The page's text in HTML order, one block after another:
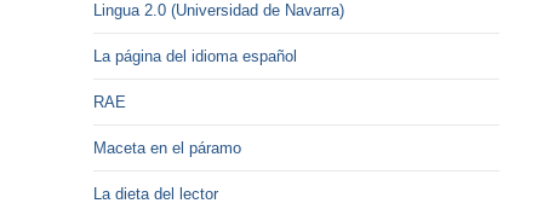
Lingua 2.0 (Universidad de Navarra)
La página del idioma español
RAE
Maceta en el páramo
La dieta del lector